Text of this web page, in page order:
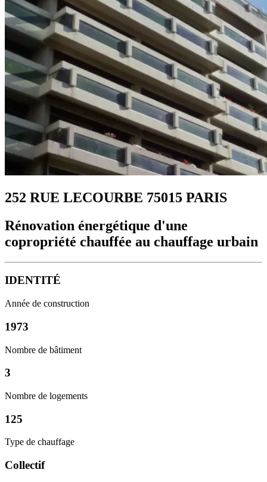
252 RUE LECOURBE 75015 PARIS
Rénovation énergétique d'une
copropriété chauffée au chauffage urbain
IDENTITÉ
Année de construction
1973
Nombre de bâtiment
3
Nombre de logements
125
Type de chauffage
Collectif